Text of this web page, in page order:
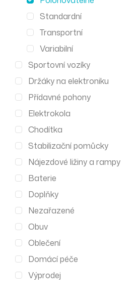
Standardní
Transportní
Variabilní
Sportovní vozíky
Držáky na elektroniku
Přídavné pohony
Elektrokola
Chodítka
Stabilizační pomůcky
Nájezdové ližiny a rampy
Baterie
Doplňky
Nezařazené
Obuv
Oblečení
Domácí péče
Výprodej